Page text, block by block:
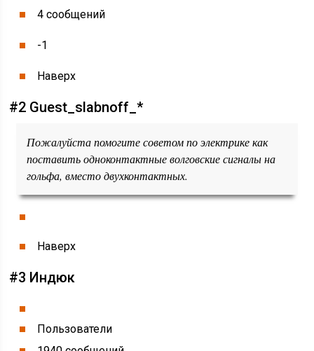
4 сообщений
-1
Наверх
#2 Guest_slabnoff_*
Пожалуйста помогите советом по электрике как
поставить одноконтактные волговские сигналы на
гольфа, вместо двухконтактных.
Наверх
#3 Индюк
Пользователи